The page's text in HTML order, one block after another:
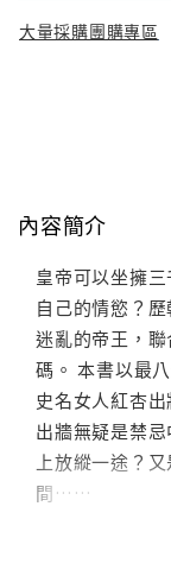
大量採購團購專區
內容簡介
皇帝可以坐擁
自己的情慾？
迷亂的帝王，
碼。 本書以最
史名女人紅杏
出牆無疑是禁
上放縱一途？
間……